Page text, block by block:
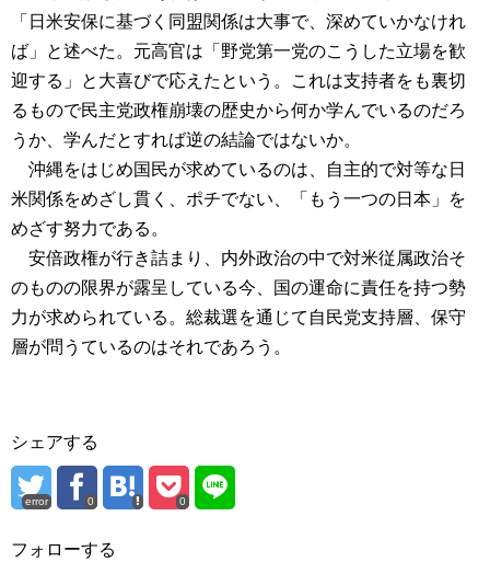
「⽇⽶安保に基づく同盟関係は⼤事で、深めていかなけれ
ば」と述べた。元高官は「野党第一党のこうした⽴場を歓
迎する」と大喜びで応えたという。これは支持者をも裏切
るもので民主党政権崩壊の歴史から何か学んでいるのだろ
うか、学んだとすれば逆の結論ではないか。
沖縄をはじめ国民が求めているのは、自主的で対等な日
米関係をめざし貫く、ポチでない、「もう一つの日本」を
めざす努力である。
安倍政権が行き詰まり、内外政治の中で対米従属政治そ
のものの限界が露呈している今、国の運命に責任を持つ勢
力が求められている。総裁選を通じて自民党支持層、保守
層が問うているのはそれであろう。
シェアする
error 0 0
フォローする